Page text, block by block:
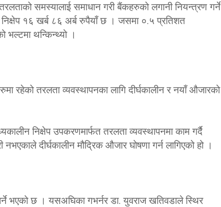
समस्यालाई समाधान गरी बैंकहरुको लगानी नियन्त्रण गर्ने
१६ खर्ब ८६ अर्ब रुपैयाँ छ । जसमा ०.५ प्रतिशत
थन्किन्थ्यो ।
रहेको तरलता व्यवस्थापनका लागि दीर्घकालीन र नयाँ औजारको
निक्षेप उपकरणमार्फत तरलता व्यवस्थापनमा काम गर्दै
दीर्घकालीन मौद्रिक औजार घोषणा गर्न लागिएको हो ।
भएको छ । यसअघिका गभर्नर डा. युवराज खतिवडाले स्थिर